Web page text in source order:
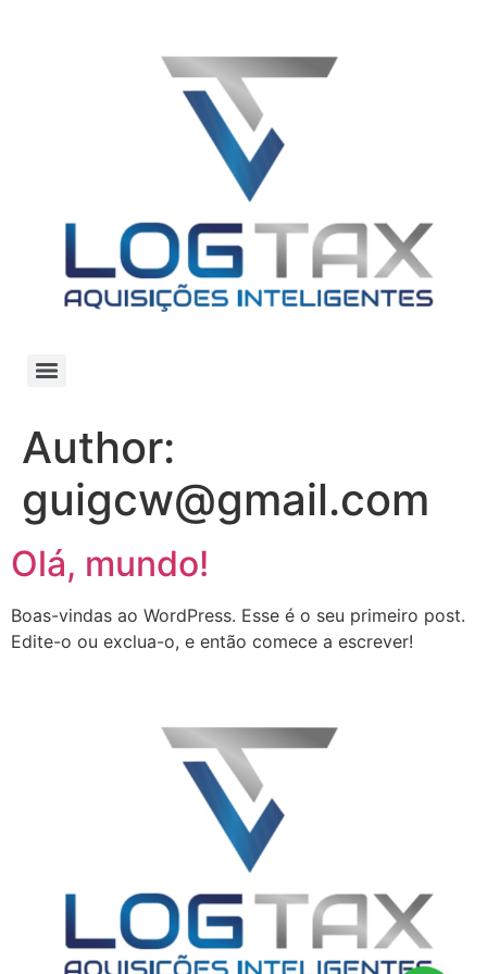
Author:
guigcw@gmail.com
Olá, mundo!
Boas-vindas ao WordPress. Esse é o seu primeiro post.
Edite-o ou exclua-o, e então comece a escrever!